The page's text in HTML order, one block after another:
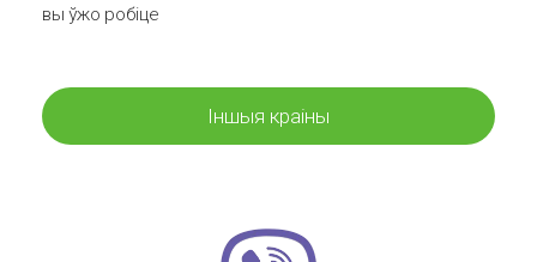
вы ўжо робіце
Іншыя краіны